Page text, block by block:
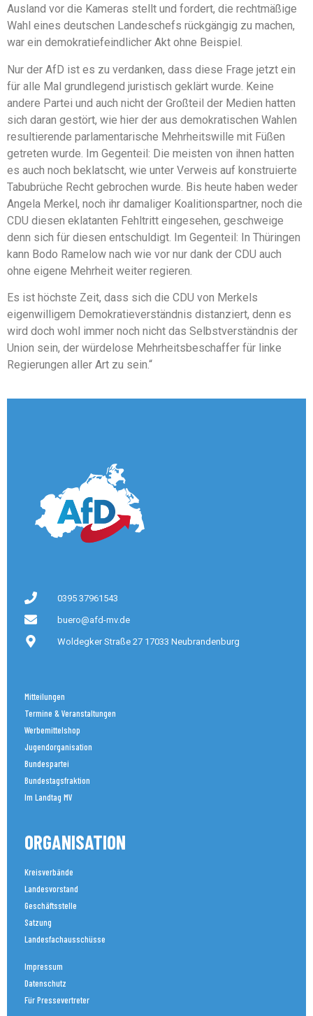
Ausland vor die Kameras stellt und fordert, die rechtmäßige
Wahl eines deutschen Landeschefs rückgängig zu machen,
war ein demokratiefeindlicher Akt ohne Beispiel.
Nur der AfD ist es zu verdanken, dass diese Frage jetzt ein
für alle Mal grundlegend juristisch geklärt wurde. Keine
andere Partei und auch nicht der Großteil der Medien hatten
sich daran gestört, wie hier der aus demokratischen Wahlen
resultierende parlamentarische Mehrheitswille mit Füßen
getreten wurde. Im Gegenteil: Die meisten von ihnen hatten
es auch noch beklatscht, wie unter Verweis auf konstruierte
Tabubrüche Recht gebrochen wurde. Bis heute haben weder
Angela Merkel, noch ihr damaliger Koalitionspartner, noch die
CDU diesen eklatanten Fehltritt eingesehen, geschweige
denn sich für diesen entschuldigt. Im Gegenteil: In Thüringen
kann Bodo Ramelow nach wie vor nur dank der CDU auch
ohne eigene Mehrheit weiter regieren.
Es ist höchste Zeit, dass sich die CDU von Merkels
eigenwilligem Demokratieverständnis distanziert, denn es
wird doch wohl immer noch nicht das Selbstverständnis der
Union sein, der würdelose Mehrheitsbeschaffer für linke
Regierungen aller Art zu sein.“
0395 37961543
buero@afd-mv.de
Woldegker Straße 27 17033 Neubrandenburg
Mitteilungen
Termine & Veranstaltungen
Werbemittelshop
Jugendorganisation
Bundespartei
Bundestagsfraktion
Im Landtag MV
ORGANISATION
Kreisverbände
Landesvorstand
Geschäftsstelle
Satzung
Landesfachausschüsse
Impressum
Datenschutz
Für Pressevertreter